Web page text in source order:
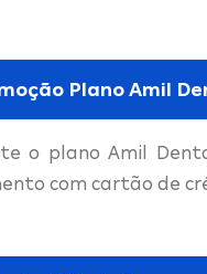
Plano Amil
o plano Amil
com cartão de